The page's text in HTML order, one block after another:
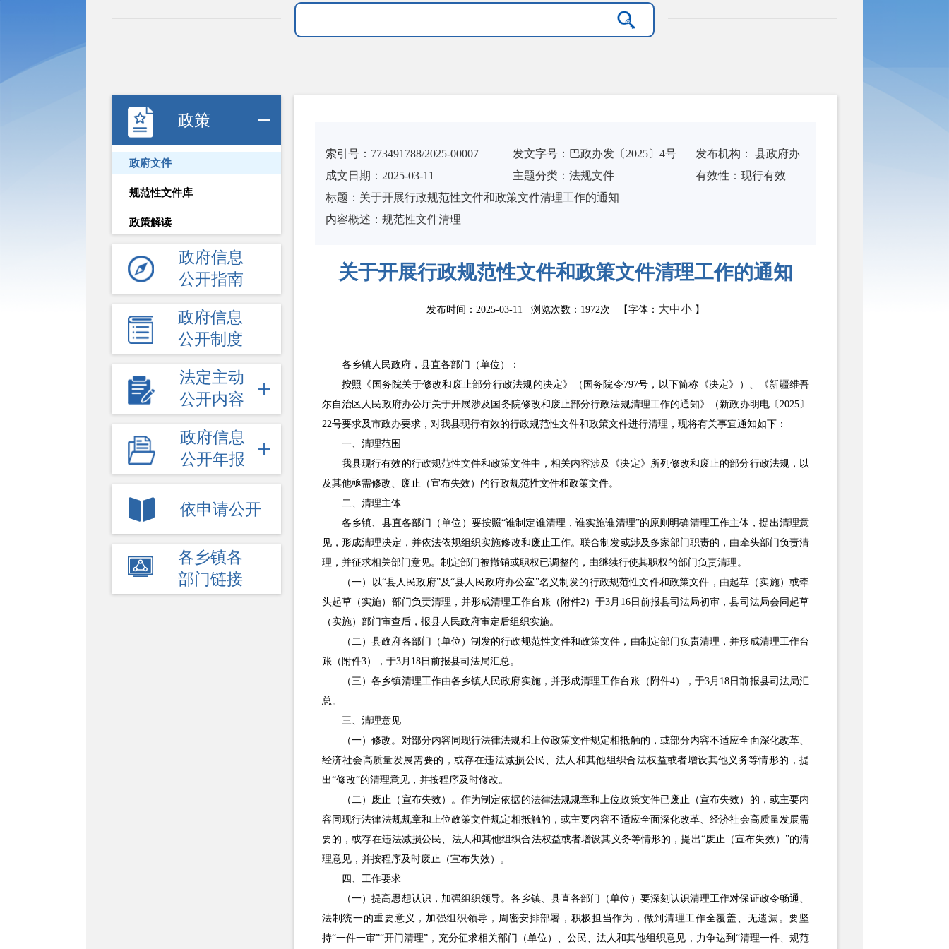
政策
政府文件
规范性文件库
政策解读
政府信息
公开指南
政府信息
公开制度
法定主动
公开内容
政府信息
公开年报
依申请公开
各乡镇各
部门链接
索引号： 773491788/2025-00007 发文字号：巴政办发〔2025〕4号 发布机构：
县政府办
成文日期： 2025-03-11 主题分类：法规文件 有效性： 现行有效
标题： 关于开展行政规范性文件和政策文件清理工作的通知
内容概述： 规范性文件清理
关于开展行政规范性文件和政策文件清理工作的通知
发布时间：2025-03-11 浏览次数： 1972次 【字体： 大中小 】
各乡镇人民政府，县直各部门（单位）：
按照《国务院关于修改和废止部分行政法规的决定》（国务院令797号， 以下简称《决定》）、《新疆维吾
尔自治区人民政府办公厅关于开展涉及国务院修改和废止部分行政法规清理工作的通知》（新政办明电〔 2025〕
22号要求及市政办要求，对我县现行有效的行政规范性文件和政策文件进行清理，现将有关事宜通知如下：
一、清理范围
我县现行有效的行政规范性文件和政策文件中，相关内容涉及《决定》所列修改和废止的部分行政法规，以
及其他亟需修改、废止（宣布失效）的行政规范性文件和政策文件。
二、清理主体
各乡镇、县直各部门（单位）要按照“谁制定谁清理，谁实施谁清理”的原则明确清理工作主体，提出清理意
见，形成清理决定，并依法依规组织实施修改和废止工作。联合制发或涉及多家部门职责的，由牵头部门负责清
理，并征求相关部门意见。制定部门被撤销或职权已调整的，由继续行使其职权的部门负责清理。
（一）以“县人民政府”及“县人民政府办公室”名义制发的行政规范性文件和政策文件，由起草（实施）或牵
头起草（实施）部门负责清理，并形成清理工作台账（附件2）于3月16日前报县司法局初审，县司法局会同起草
（实施）部门审查后，报县人民政府审定后组织实施。
（二）县政府各部门（单位）制发的行政规范性文件和政策文件，由制定部门负责清理，并形成清理工作台
账（附件3），于3月18日前报县司法局汇总。
（三）各乡镇清理工作由各乡镇人民政府实施，并形成清理工作台账（附件4），于3月18日前报县司法局汇
总。
三、清理意见
（一）修改。 对部分内容同现行法律法规和上位政策文件规定相抵触的，或部分内容不适应全面深化改革、
经济社会高质量发展需要的，或存在违法减损公民、法人和其他组织合法权益或者增设其他义务等情形的，提
出“修改”的清理意见，并按程序及时修改。
（二）废止（宣布失效）。作为制定依据的法律法规规章和上位政策文件已废止（宣布失效）的，或主要内
容同现行法律法规规章和上位政策文件规定相抵触的，或主要内容不适应全面深化改革、经济社会高质量发展需
要的，或存在违法减损公民、法人和其他组织合法权益或者增设其义务等情形的，提出“废止（宣布失效）”的清
理意见，并按程序及时废止（宣布失效）。
四、工作要求
（一）提高思想认识，加强组织领导。各乡镇、县直各部门（单位）要深刻认识清理工作对保证政令畅通、
法制统一的重要意义，加强组织领导，周密安排部署，积极担当作为，做到清理工作全覆盖、无遗漏。要坚
持“一件一审”“开门清理”，充分征求相关部门（单位）、公民、法人和其他组织意见，力争达到“清理一件、规范